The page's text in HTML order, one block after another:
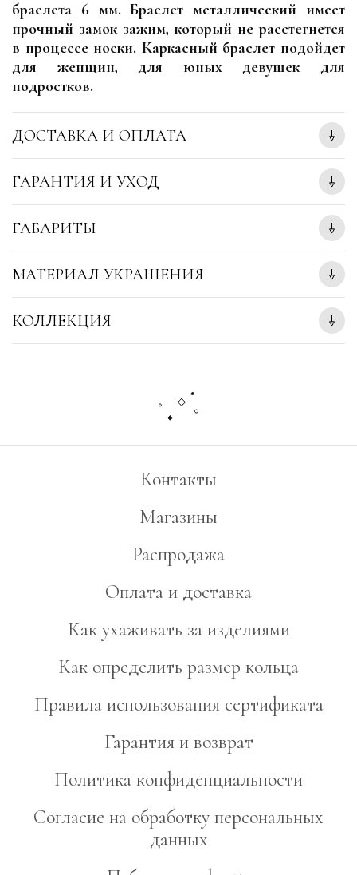
браслета 6 мм. Браслет металлический имеет
прочный замок зажим, который не расстегнется
в процессе носки. Каркасный браслет подойдет
для женщин, для юных девушек для
подростков.
ДОСТАВКА И ОПЛАТА
ГАРАНТИЯ И УХОД
ГАБАРИТЫ
МАТЕРИАЛ УКРАШЕНИЯ
КОЛЛЕКЦИЯ
Контакты
Магазины
Распродажа
Оплата и доставка
Как ухаживать за изделиями
Как определить размер кольца
Правила использования сертификата
Гарантия и возврат
Политика конфиденциальности
Согласие на обработку персональных
данных